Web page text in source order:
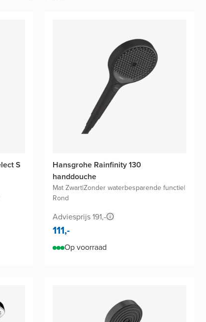
S
Hansgrohe Rainfinity 130
handdouche
Mat Zwart|Zonder waterbesparende functie|
Rond
Adviesprijs 191,-
111,-
Op voorraad